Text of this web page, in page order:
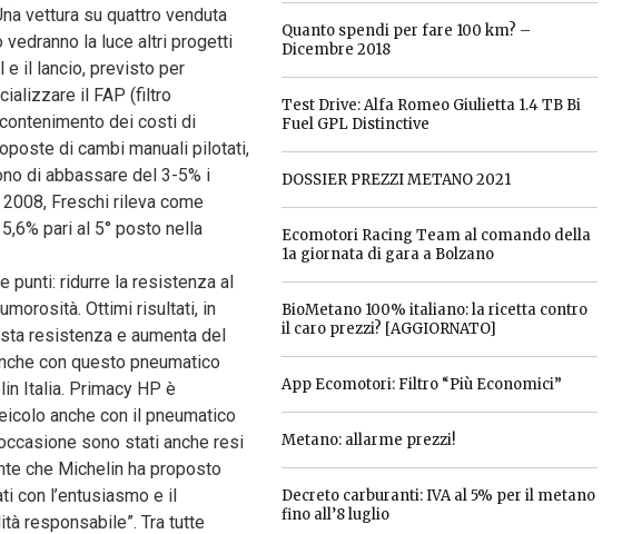
vettura su quattro venduta
vedranno la luce altri progetti
e il lancio, previsto per
il FAP (filtro
dei costi di
di cambi manuali pilotati,
di abbassare del 3-5% i
Freschi rileva come
pari al 5° posto nella
punti: ridurre la resistenza al
Ottimi risultati, in
resistenza e aumenta del
con questo pneumatico
Italia. Primacy HP è
anche con il pneumatico
sono stati anche resi
che Michelin ha proposto
con l’entusiasmo e il
responsabile”. Tra tutte
Quanto spendi per fare 100 km? –
Dicembre 2018
Test Drive: Alfa Romeo Giulietta 1.4 TB Bi
Fuel GPL Distinctive
DOSSIER PREZZI METANO 2021
Ecomotori Racing Team al comando della
1a giornata di gara a Bolzano
BioMetano 100% italiano: la ricetta contro
il caro prezzi? [AGGIORNATO]
App Ecomotori: Filtro “Più Economici”
Metano: allarme prezzi!
Decreto carburanti: IVA al 5% per il metano
fino all’8 luglio